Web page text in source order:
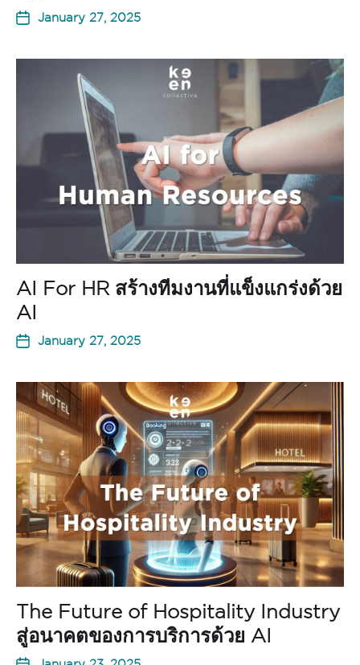
January 27, 2025
AI For HR สร้างทีมงานที่แข็งแกร่งด้วย
AI
January 27, 2025
The Future of Hospitality Industry
สู่อนาคตของการบริการด้วย AI